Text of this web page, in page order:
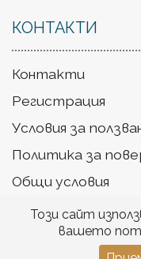
КОНТАКТИ
Контакти
Регистрация
Условия за
Политика за
Общи условия
Доставка
Този сайт
вашето